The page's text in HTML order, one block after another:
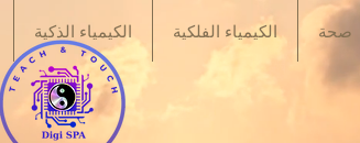
الكيمياء الذكية الكيمياء الفلكية صحة